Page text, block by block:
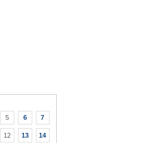
5 6 7
12 13 14